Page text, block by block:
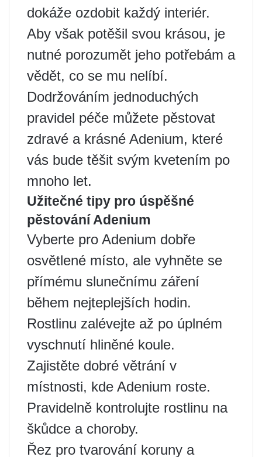
dokáže ozdobit každý interiér.
Aby však potěšil svou krásou, je
nutné porozumět jeho potřebám a
vědět, co se mu nelíbí.
Dodržováním jednoduchých
pravidel péče můžete pěstovat
zdravé a krásné Adenium, které
vás bude těšit svým kvetením po
mnoho let.
Užitečné tipy pro úspěšné
pěstování Adenium
Vyberte pro Adenium dobře
osvětlené místo, ale vyhněte se
přímému slunečnímu záření
během nejteplejších hodin.
Rostlinu zalévejte až po úplném
vyschnutí hliněné koule.
Zajistěte dobré větrání v
místnosti, kde Adenium roste.
Pravidelně kontrolujte rostlinu na
škůdce a choroby.
Řez pro tvarování koruny a